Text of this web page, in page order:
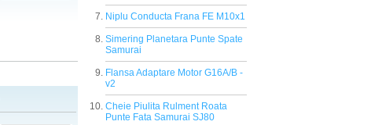
Niplu Conducta Frana FE M10x1
Simering Planetara Punte Spate
Samurai
Flansa Adaptare Motor G16A/B -
v2
Cheie Piulita Rulment Roata
Punte Fata Samurai SJ80